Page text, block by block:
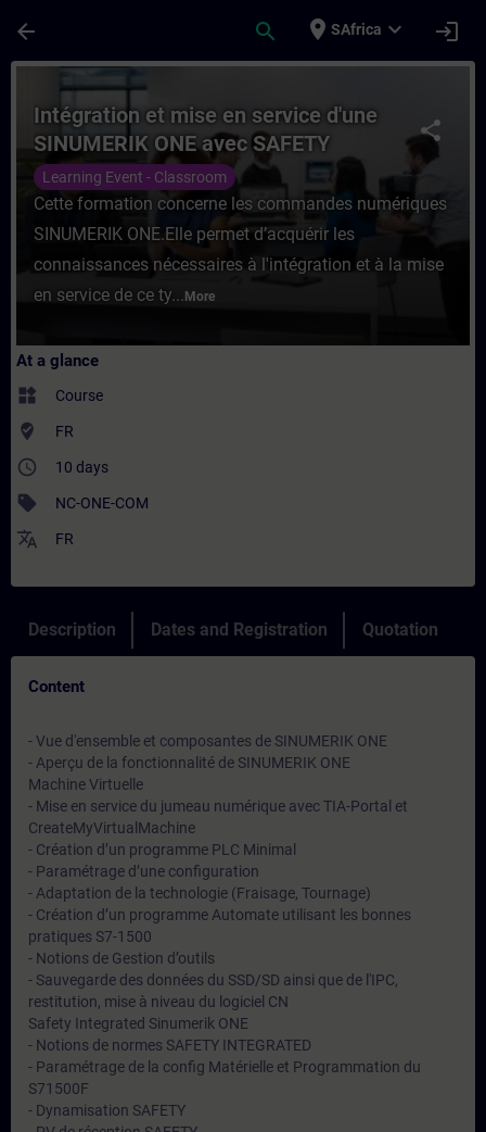
arrow_back search place SAfrica expand_more login
Course - Intégration et mise en service
share
Intégration et mise en service d'une
SINUMERIK ONE avec SAFETY
Integrated
Learning Event - Classroom
Cette formation concerne les commandes numériques
SINUMERIK ONE.Elle permet d’acquérir les
connaissances nécessaires à l'intégration et à la mise
en service de ce ty... More
At a glance
widgets Course
where_to_vote FR
access_time 10 days
sell NC-ONE-COM
translate FR
Description Dates and Registration Quotation
Content
- Vue d'ensemble et composantes de SINUMERIK ONE
- Aperçu de la fonctionnalité de SINUMERIK ONE
Machine Virtuelle
- Mise en service du jumeau numérique avec TIA-Portal et
CreateMyVirtualMachine
- Création d’un programme PLC Minimal
- Paramétrage d’une configuration
- Adaptation de la technologie (Fraisage, Tournage)
- Création d’un programme Automate utilisant les bonnes
pratiques S7-1500
- Notions de Gestion d’outils
- Sauvegarde des données du SSD/SD ainsi que de l'IPC,
restitution, mise à niveau du logiciel CN
Safety Integrated Sinumerik ONE
- Notions de normes SAFETY INTEGRATED
- Paramétrage de la config Matérielle et Programmation du
S71500F
- Dynamisation SAFETY